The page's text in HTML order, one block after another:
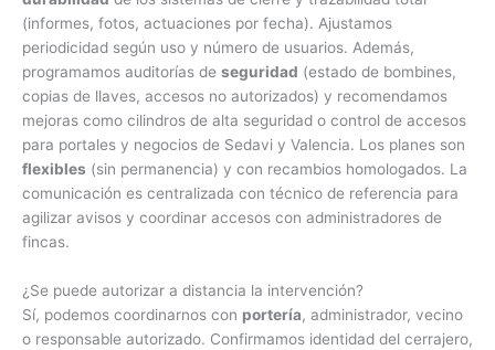
(informes, fotos, actuaciones por fecha). Ajustamos
periodicidad según uso y número de usuarios. Además,
programamos auditorías de seguridad (estado de bombines,
copias de llaves, accesos no autorizados) y recomendamos
mejoras como cilindros de alta seguridad o control de accesos
para portales y negocios de Sedavi y Valencia. Los planes son
flexibles (sin permanencia) y con recambios homologados. La
comunicación es centralizada con técnico de referencia para
agilizar avisos y coordinar accesos con administradores de
fincas.
¿Se puede autorizar a distancia la intervención?
Sí, podemos coordinarnos con portería, administrador, vecino
o responsable autorizado. Confirmamos identidad del cerrajero,